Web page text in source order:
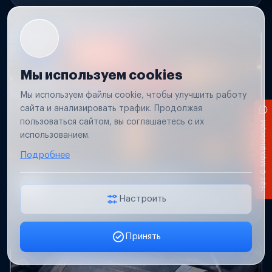
Проверим проводку и разъемы, восстановим
Мы используем cookies
Мы используем файлы cookie, чтобы улучшить работу
сайта и анализировать трафик. Продолжая
пользоваться сайтом, вы соглашаетесь с их
использованием.
Подробнее
Настроить
Принять
Заявка онлайн
Чат с механиком